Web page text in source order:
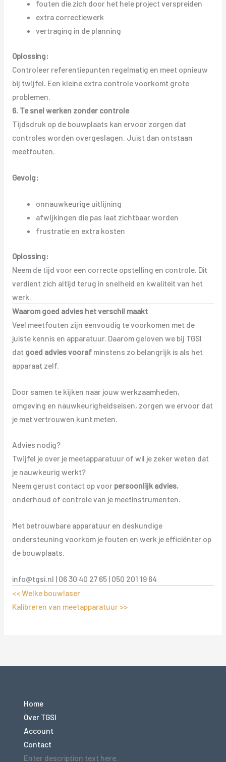
fouten die zich door het hele project verspreiden
extra correctiewerk
vertraging in de planning
Oplossing:
Controleer referentiepunten regelmatig en meet opnieuw
bij twijfel. Een kleine extra controle voorkomt grote
problemen.
6. Te snel werken zonder controle
Tijdsdruk op de bouwplaats kan ervoor zorgen dat
controles worden overgeslagen. Juist dan ontstaan
meetfouten.
Gevolg:
onnauwkeurige uitlijning
afwijkingen die pas laat zichtbaar worden
frustratie en extra kosten
Oplossing:
Neem de tijd voor een correcte opstelling en controle. Dit
verdient zich altijd terug in snelheid en kwaliteit van het
werk.
Waarom goed advies het verschil maakt
Veel meetfouten zijn eenvoudig te voorkomen met de
juiste kennis en apparatuur. Daarom geloven we bij TGSI
dat goed advies voorafminstens zo belangrijk is als het
apparaat zelf.
Door samen te kijken naar jouw werkzaamheden,
omgeving en nauwkeurigheidseisen, zorgen we ervoor dat
je met vertrouwen kunt meten.
Advies nodig?
Twijfel je over je meetapparatuur of wil je zeker weten dat
je nauwkeurig werkt?
Neem gerust contact op voor persoonlijk advies,
onderhoud of controle van je meetinstrumenten.
Met betrouwbare apparatuur en deskundige
ondersteuning voorkom je fouten en werk je efficiënter op
de bouwplaats.
info@tgsi.nl | 06 30 40 27 65 | 050 201 19 64
<< Welke bouwlaser
Kalibreren van meetapparatuur >>
Home
Over TGSI
Account
Contact
Enter description text here.